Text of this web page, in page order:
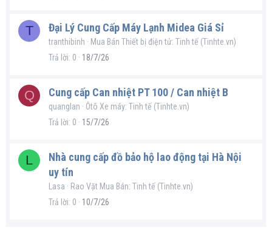
T Đại Lý Cung Cấp Máy Lạnh Midea Giá Sỉ
tranthibinh
Mua Bán Thiết bị điện tử: Tinh tế (Tinhte.vn)
Trả lời 0 18/7/26
Q Cung cấp Can nhiệt PT 100 / Can nhiệt B
quanglan
Ôtô Xe máy: Tinh tế (Tinhte.vn)
Trả lời 0 15/7/26
L
Nhà cung cấp đồ bảo hộ lao động tại Hà Nội
uy tín
Lasa
Rao Vặt Mua Bán: Tinh tế (Tinhte.vn)
Trả lời 0 10/7/26